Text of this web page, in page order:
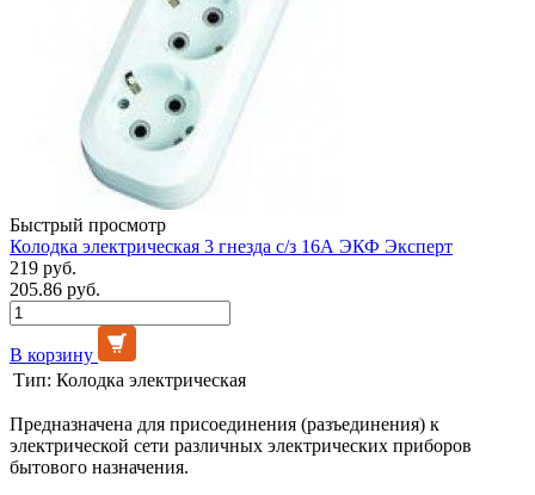
Быстрый просмотр
Колодка электрическая 3 гнезда с/з 16А ЭКФ Эксперт
219 руб.
205.86 руб.
В корзину
Тип: Колодка электрическая
Предназначена для присоединения (разъединения) к
электрической сети различных электрических приборов
бытового назначения.